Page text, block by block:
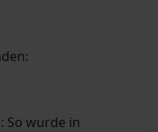
So wurde in